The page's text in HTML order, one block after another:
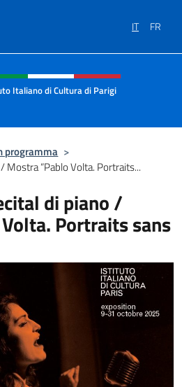
IT FR
social e menù
Italiano di Cultura di Parigi
programma >
“Pablo Volta. Portraits...
di piano /
Portraits sans